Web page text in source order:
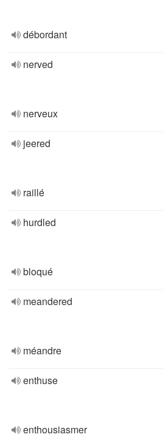
débordant
nerved
nerveux
jeered
raillé
hurdled
bloqué
meandered
méandre
enthuse
enthousiasmer